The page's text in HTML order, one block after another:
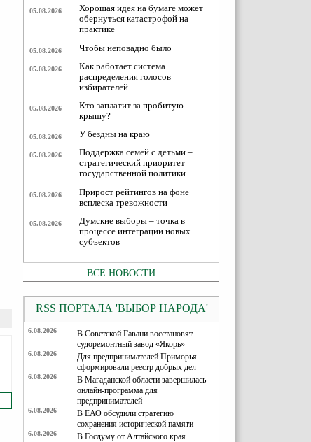
05.08.2026
Хорошая идея на бумаге может
обернуться катастрофой на
практике
05.08.2026 Чтобы неповадно было
05.08.2026
Как работает система
распределения голосов
избирателей
05.08.2026
Кто заплатит за пробитую
крышу?
05.08.2026 У бездны на краю
05.08.2026
Поддержка семей с детьми –
стратегический приоритет
государственной политики
05.08.2026
Прирост рейтингов на фоне
всплеска тревожности
05.08.2026
Думские выборы – точка в
процессе интеграции новых
субъектов
ВСЕ НОВОСТИ
RSS ПОРТАЛА 'ВЫБОР НАРОДА'
6.08.2026
В Советской Гавани восстановят
судоремонтный завод «Якорь»
6.08.2026
Для предпринимателей Приморья
сформировали реестр добрых дел
6.08.2026
В Магаданской области завершилась
онлайн-программа для
предпринимателей
6.08.2026
В ЕАО обсудили стратегию
сохранения исторической памяти
6.08.2026
В Госдуму от Алтайского края